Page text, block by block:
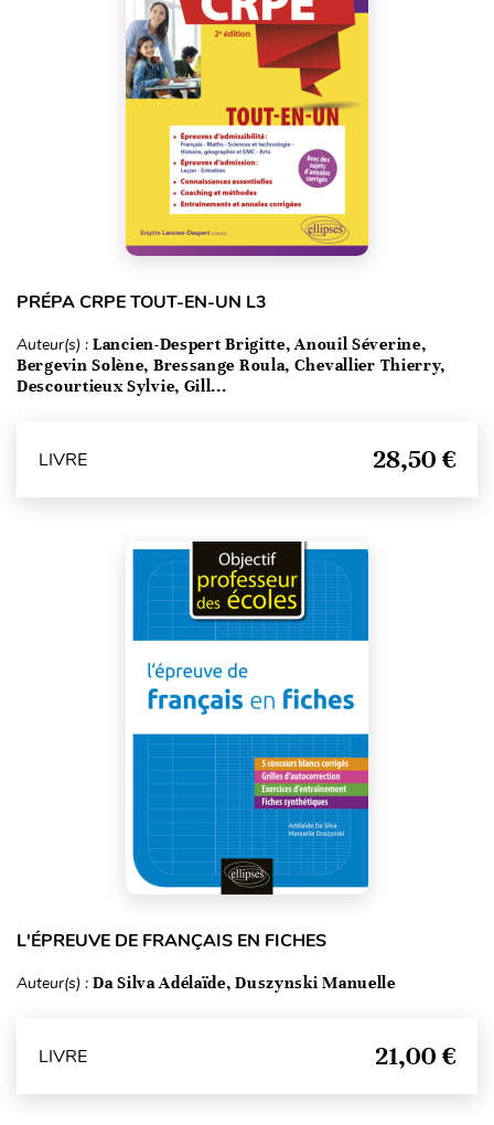
PRÉPA CRPE TOUT-EN-UN L3
Auteur(s) : Lancien-Despert Brigitte, Anouil Séverine,
Bergevin Solène, Bressange Roula, Chevallier Thierry,
Descourtieux Sylvie, Gill...
LIVRE 28,50 €
L'ÉPREUVE DE FRANÇAIS EN FICHES
Auteur(s) : Da Silva Adélaïde, Duszynski Manuelle
LIVRE 21,00 €